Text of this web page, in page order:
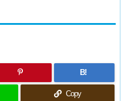

検索
B!
Copy